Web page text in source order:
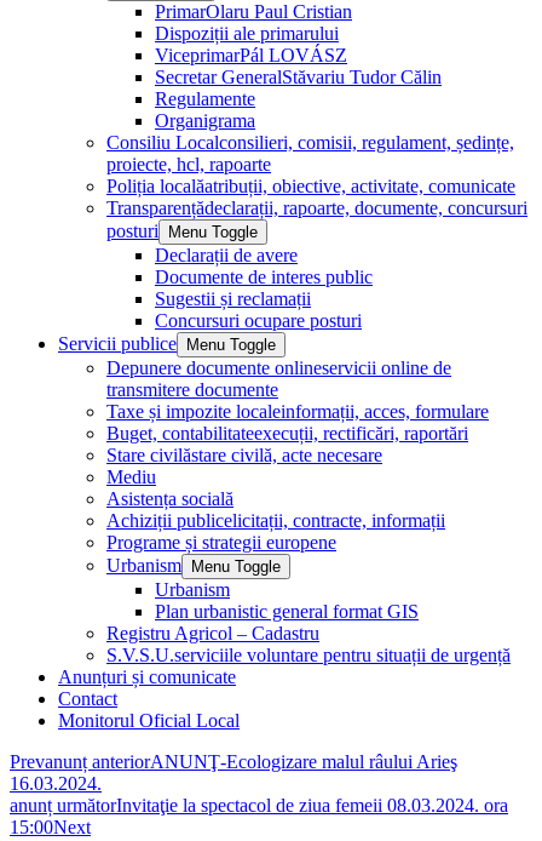
PrimarOlaru Paul Cristian
Dispoziții ale primarului
ViceprimarPál LOVÁSZ
Secretar GeneralStăvariu Tudor Călin
Regulamente
Organigrama
Consiliu Localconsilieri, comisii, regulament, ședințe,
proiecte, hcl, rapoarte
Poliția localăatribuții, obiective, activitate, comunicate
Transparențădeclarații, rapoarte, documente, concursuri
posturi
Menu Toggle
Declarații de avere
Documente de interes public
Sugestii și reclamații
Concursuri ocupare posturi
Servicii publice
Menu Toggle
Depunere documente onlineservicii online de
transmitere documente
Taxe și impozite localeinformații, acces, formulare
Buget, contabilitateexecuții, rectificări, raportări
Stare civilăstare civilă, acte necesare
Mediu
Asistența socială
Achiziții publicelicitații, contracte, informații
Programe și strategii europene
Urbanism
Menu Toggle
Urbanism
Plan urbanistic general format GIS
Registru Agricol – Cadastru
S.V.S.U.serviciile voluntare pentru situații de urgență
Anunțuri și comunicate
Contact
Monitorul Oficial Local
Prevanunț anteriorANUNŢ-Ecologizare malul râului Arieş
16.03.2024.
anunț următorInvitaţie la spectacol de ziua femeii 08.03.2024. ora
15:00Next